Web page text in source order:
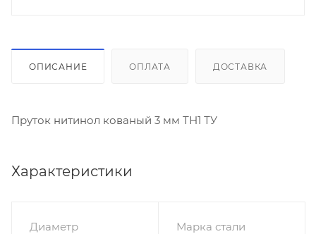
ОПИСАНИЕ ОПЛАТА ДОСТАВКА
Пруток нитинол кованый 3 мм ТН1 ТУ
Характеристики
Диаметр
Марка стали